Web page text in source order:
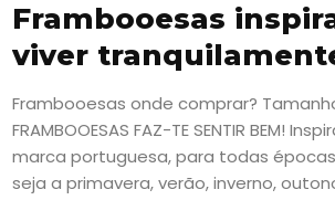
Frambooesas
viver
Frambooesas onde comprar?
FRAMBOOESAS FAZ-TE SENTIR BEM!
marca portuguesa, para todas
seja a primavera, verão, inverno,